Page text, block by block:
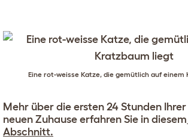
Eine rot-weisse Katze, die gemütlich auf einem
Mehr über die ersten 24 Stunden
neuen Zuhause erfahren Sie in diesem
Abschnitt.